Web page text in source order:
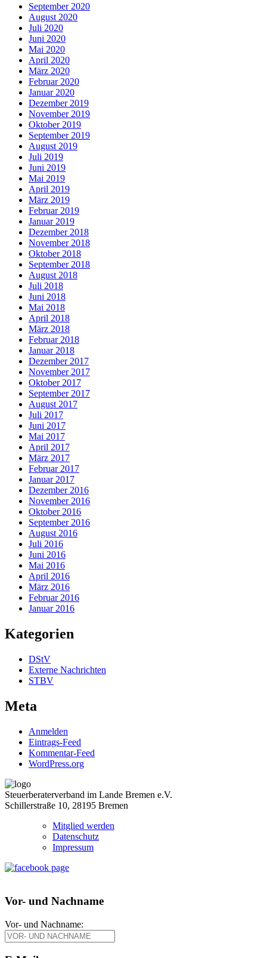
September 2020
August 2020
Juli 2020
Juni 2020
Mai 2020
April 2020
März 2020
Februar 2020
Januar 2020
Dezember 2019
November 2019
Oktober 2019
September 2019
August 2019
Juli 2019
Juni 2019
Mai 2019
April 2019
März 2019
Februar 2019
Januar 2019
Dezember 2018
November 2018
Oktober 2018
September 2018
August 2018
Juli 2018
Juni 2018
Mai 2018
April 2018
März 2018
Februar 2018
Januar 2018
Dezember 2017
November 2017
Oktober 2017
September 2017
August 2017
Juli 2017
Juni 2017
Mai 2017
April 2017
März 2017
Februar 2017
Januar 2017
Dezember 2016
November 2016
Oktober 2016
September 2016
August 2016
Juli 2016
Juni 2016
Mai 2016
April 2016
März 2016
Februar 2016
Januar 2016
Kategorien
DStV
Externe Nachrichten
STBV
Meta
Anmelden
Eintrags-Feed
Kommentar-Feed
WordPress.org
Steuerberaterverband im Lande Bremen e.V.
Schillerstraße 10, 28195 Bremen
Mitglied werden
Datenschutz
Impressum
Vor- und Nachname
Vor- und Nachname: